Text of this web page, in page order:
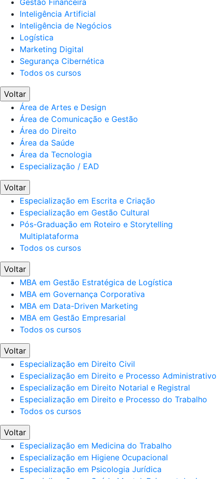
Gestão Financeira
Inteligência Artificial
Inteligência de Negócios
Logística
Marketing Digital
Segurança Cibernética
Todos os cursos
Voltar
Área de Artes e Design
Área de Comunicação e Gestão
Área do Direito
Área da Saúde
Área da Tecnologia
Especialização / EAD
Voltar
Especialização em Escrita e Criação
Especialização em Gestão Cultural
Pós-Graduação em Roteiro e Storytelling
Multiplataforma
Todos os cursos
Voltar
MBA em Gestão Estratégica de Logística
MBA em Governança Corporativa
MBA em Data-Driven Marketing
MBA em Gestão Empresarial
Todos os cursos
Voltar
Especialização em Direito Civil
Especialização em Direito e Processo Administrativo
Especialização em Direito Notarial e Registral
Especialização em Direito e Processo do Trabalho
Todos os cursos
Voltar
Especialização em Medicina do Trabalho
Especialização em Higiene Ocupacional
Especialização em Psicologia Jurídica